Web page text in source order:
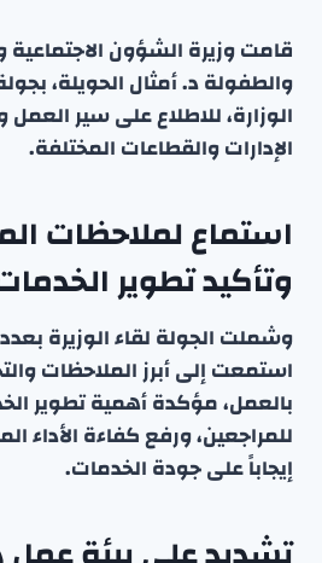
قامت وزيرة الشؤون
والطفولة د. أمثال الحويلة،
الوزارة، للاطلاع على سير العمل
الإدارات والقطاعات المختلفة.
استماع لملاحظات
وتأكيد تطوير
وشملت الجولة لقاء الوزيرة
استمعت إلى أبرز الملاحظات
بالعمل، مؤكدة أهمية تطوير
للمراجعين، ورفع كفاءة
إيجاباً على جودة الخدمات.